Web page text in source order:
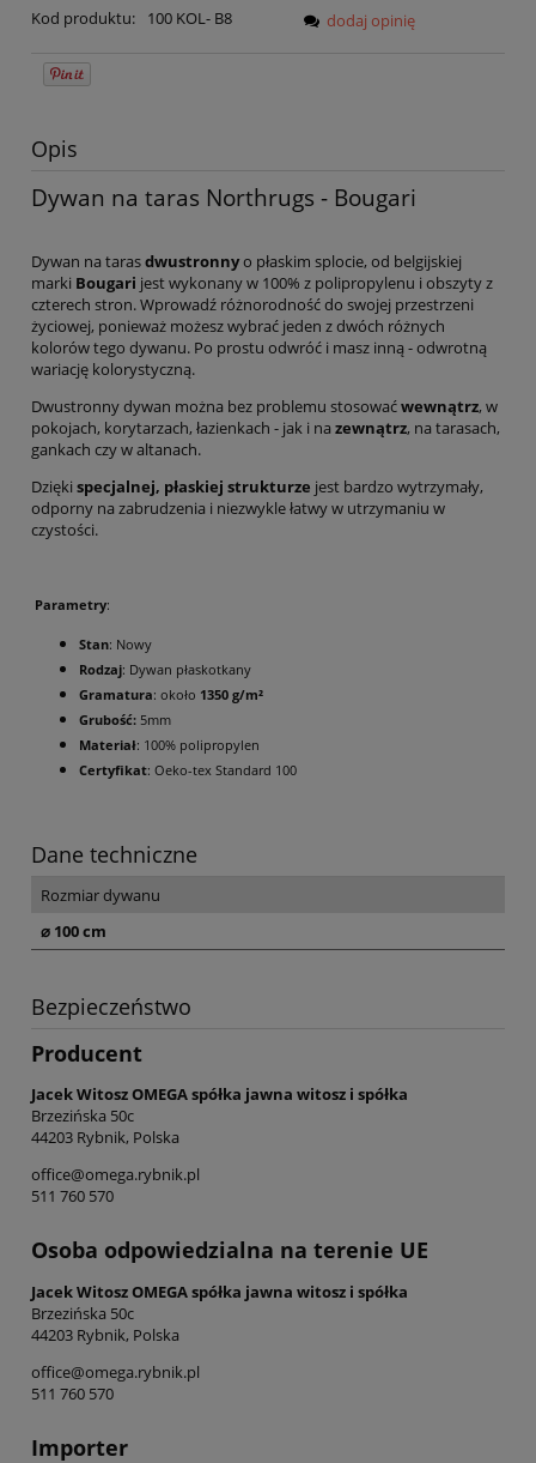
Kod produktu:
100 KOL- B8
dodaj opinię
Opis
Dywan na taras Northrugs - Bougari
Dywan na tarasdwustronnyo płaskim splocie, od belgijskiej
marki Bougari jest wykonany w 100% z polipropylenu i obszyty z
czterech stron. Wprowadź różnorodność do swojej przestrzeni
życiowej, ponieważ możesz wybrać jeden z dwóch różnych
kolorów tego dywanu. Po prostu odwróć i masz inną - odwrotną
wariację kolorystyczną.
Dwustronny dywan można bez problemu stosowaćwewnątrz, w
pokojach, korytarzach, łazienkach - jak i na zewnątrz, na tarasach,
gankach czy w altanach.
Dzięki specjalnej, płaskiej strukturze jest bardzo wytrzymały,
odporny na zabrudzenia i niezwykle łatwy w utrzymaniu w
czystości.
Parametry:
Stan: Nowy
Rodzaj: Dywan płaskotkany
Gramatura: około 1350 g/m²
Grubość: 5mm
Materiał: 100% polipropylen
Certyfikat: Oeko-tex Standard 100
Dane techniczne
Rozmiar dywanu
⌀ 100 cm
Bezpieczeństwo
Producent
Jacek Witosz OMEGA spółka jawna witosz i spółka
Brzezińska 50c
44203 Rybnik, Polska
office@omega.rybnik.pl
511 760 570
Osoba odpowiedzialna na terenie UE
Jacek Witosz OMEGA spółka jawna witosz i spółka
Brzezińska 50c
44203 Rybnik, Polska
office@omega.rybnik.pl
511 760 570
Importer